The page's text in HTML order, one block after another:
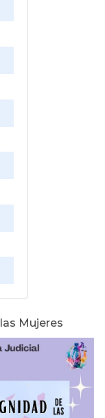
Mujeres